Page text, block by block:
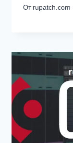
От rupatch.com